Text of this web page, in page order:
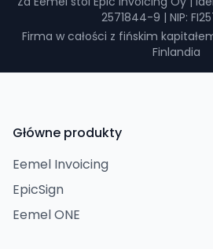
2571844-9 | NIP:
Firma w całości z fińskim
Finlandia
Główne produkty
Eemel Invoicing
EpicSign
Eemel ONE